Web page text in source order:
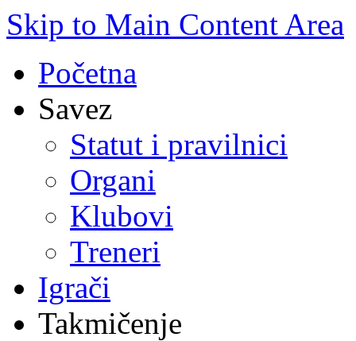
Skip to Main Content Area
Početna
Savez
Statut i pravilnici
Organi
Klubovi
Treneri
Igrači
Takmičenje